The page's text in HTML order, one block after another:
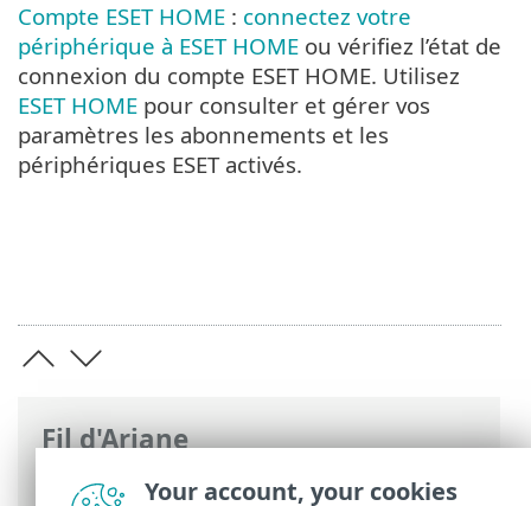
Fil d'Ariane
Aide en ligne d'ESET>ESET Safe Server>
Compte ESET HOME : connectez votre
périphérique à ESET HOME ou vérifiez l’état de
connexion du compte ESET HOME. Utilisez
ESET HOME pour consulter et gérer vos
paramètres les abonnements et les
périphériques ESET activés.
Your account, your cookies